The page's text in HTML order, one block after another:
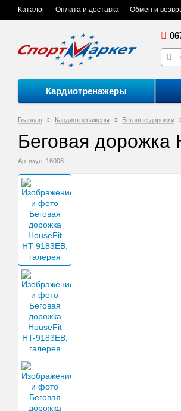
Каталог Оплата и доставка Обмен и
Кардиотренажеры
Главная Кардиотренажеры Беговые дорожки
Беговая дорожка
Артикул: 16008